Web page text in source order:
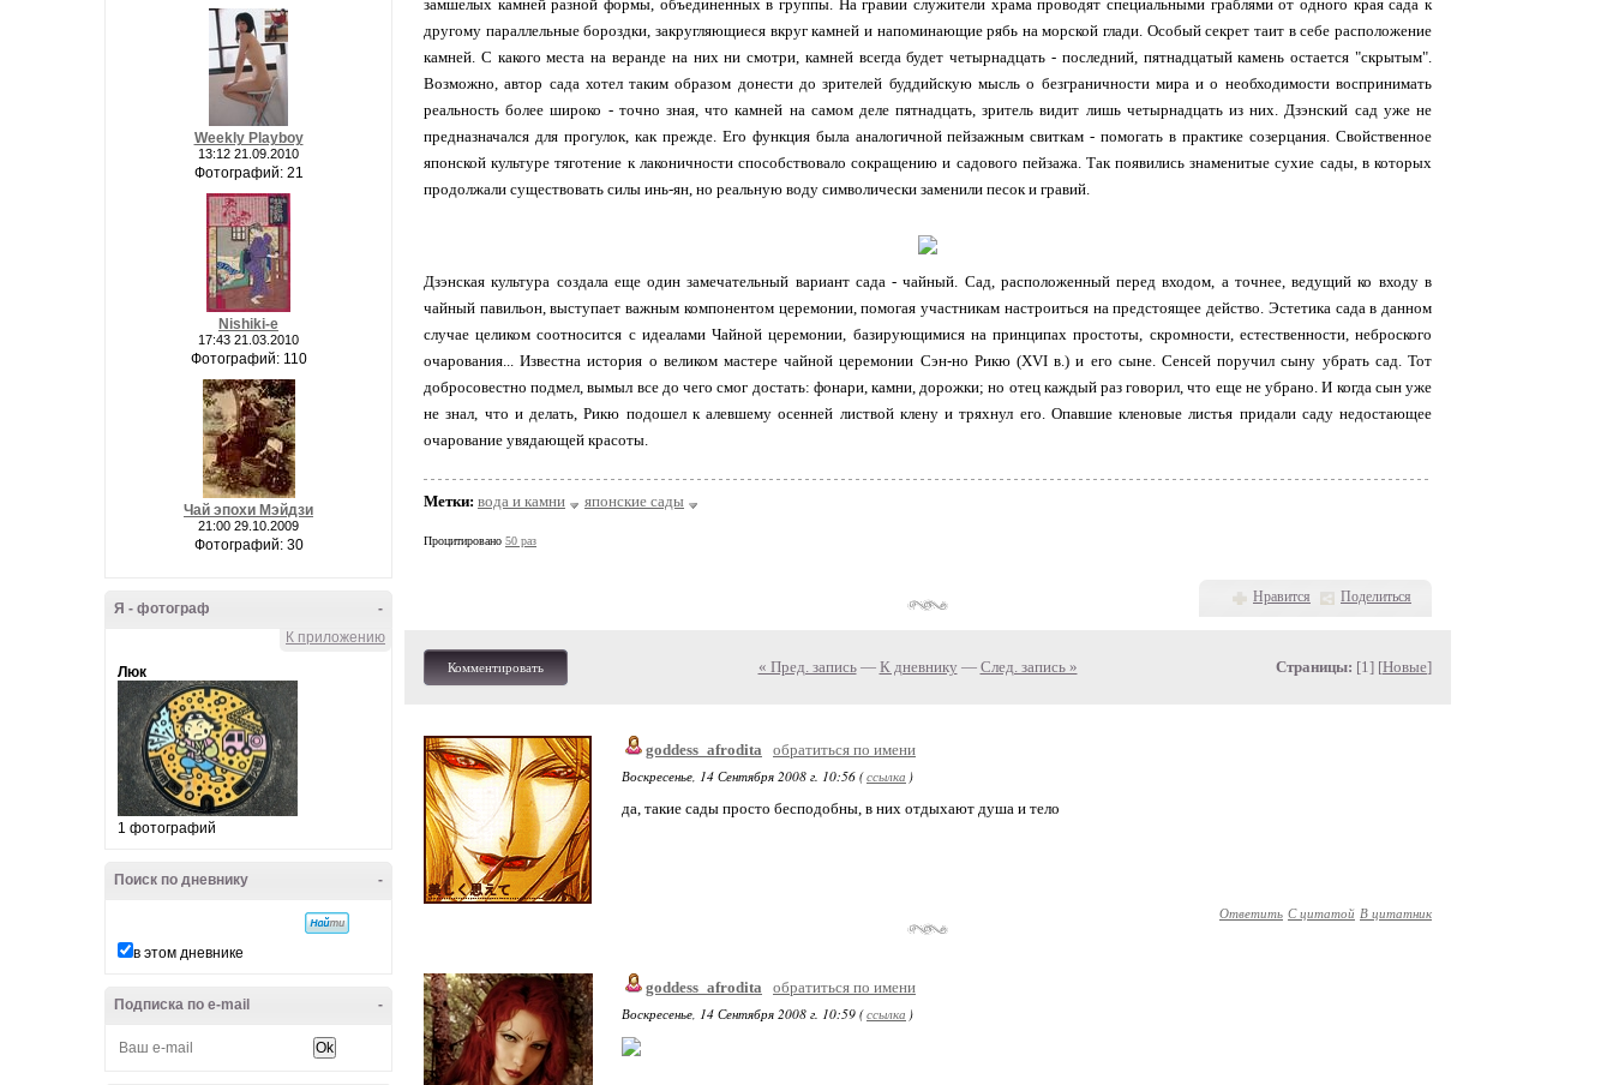
Weekly Playboy
13:12 21.09.2010
Фотографий: 21
Nishiki-e
17:43 21.03.2010
Фотографий: 110
Чай эпохи Мэйдзи
21:00 29.10.2009
Фотографий: 30
-
Я - фотограф
К приложению
Люк
1 фотографий
-
Поиск по дневнику
в этом дневнике
-
Подписка по e-mail
замшелых камней разной формы, объединенных в группы. На гравии служители храма проводят специальными граблями от одного края сада к
другому параллельные бороздки, закругляющиеся вкруг камней и напоминающие рябь на морской глади. Особый секрет таит в себе расположение
камней. С какого места на веранде на них ни смотри, камней всегда будет четырнадцать - последний, пятнадцатый камень остается "скрытым".
Возможно, автор сада хотел таким образом донести до зрителей буддийскую мысль о безграничности мира и о необходимости воспринимать
реальность более широко - точно зная, что камней на самом деле пятнадцать, зритель видит лишь четырнадцать из них. Дзэнский сад уже не
предназначался для прогулок, как прежде. Его функция была аналогичной пейзажным свиткам - помогать в практике созерцания. Свойственное
японской культуре тяготение к лаконичности способствовало сокращению и садового пейзажа. Так появились знаменитые сухие сады, в которых
продолжали существовать силы инь-ян, но реальную воду символически заменили песок и гравий.
Дзэнская культура создала еще один замечательный вариант сада - чайный. Сад, расположенный перед входом, а точнее, ведущий ко входу в
чайный павильон, выступает важным компонентом церемонии, помогая участникам настроиться на предстоящее действо. Эстетика сада в данном
случае целиком соотносится с идеалами Чайной церемонии, базирующимися на принципах простоты, скромности, естественности, неброского
очарования... Известна история о великом мастере чайной церемонии Сэн-но Рикю (XVI в.) и его сыне. Сенсей поручил сыну убрать сад. Тот
добросовестно подмел, вымыл все до чего смог достать: фонари, камни, дорожки; но отец каждый раз говорил, что еще не убрано. И когда сын уже
не знал, что и делать, Рикю подошел к алевшему осенней листвой клену и тряхнул его. Опавшие кленовые листья придали саду недостающее
очарование увядающей красоты.
Метки: вода и камни японские сады
Процитировано 50 раз
Нравится Поделиться
Комментировать « Пред. запись— К дневнику — След. запись » Страницы: [1] [Новые]
goddess_afrodita
обратиться по имени
Воскресенье, 14 Сентября 2008 г. 10:56 (ссылка )
да, такие сады просто бесподобны, в них отдыхают душа и тело
Ответить С цитатой В цитатник
goddess_afrodita
обратиться по имени
Воскресенье, 14 Сентября 2008 г. 10:59 (ссылка )